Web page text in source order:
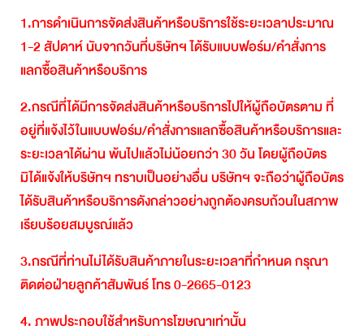
1.การดำเนินการจัดส่งสินค้าหรือบริการใช้ระยะเวลาประมาณ
1-2สัปดาห์นับจากวันที่บริษัทฯได้รับแบบฟอร์ม/คำสั่งการ
แลกซื้อสินค้าหรือบริการ
2.กรณีที่ได้มีการจัดส่งสินค้าหรือบริการไปให้ผู้ถือบัตรตามที่
อยู่ที่แจ้งไว้ในแบบฟอร์ม/คำสั่งการแลกซื้อสินค้าหรือบริการและ
ระยะเวลาได้ผ่านพ้นไปแล้วไม่น้อยกว่า30วันโดยผู้ถือบัตร
มิได้แจ้งให้บริษัทฯทราบเป็นอย่างอื่นบริษัทฯจะถือว่าผู้ถือบัตร
ได้รับสินค้าหรือบริการดังกล่าวอย่างถูกต้องครบถ้วนในสภาพ
เรียบร้อยสมบูรณ์แล้ว
3.กรณีที่ท่านไม่ได้รับสินค้าภายในระยะเวลาที่กำหนดกรุณา
ติดต่อฝ่ายลูกค้าสัมพันธ์โทร0-2665-0123
4.ภาพประกอบใช้สำหรับการโฆษณาเท่านั้น